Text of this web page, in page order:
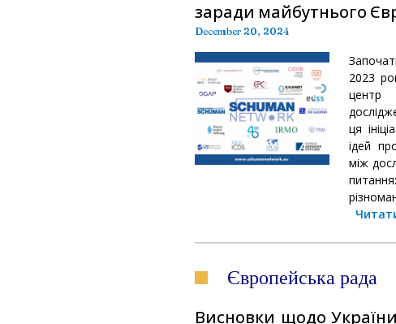
заради майбутнього
December 20, 2024
2023
центр
ця
ідей
між
Європейська рада
Висновки щодо